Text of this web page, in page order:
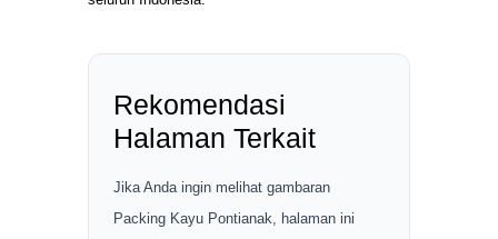
Rekomendasi
Halaman Terkait
Jika Anda ingin melihat gambaran
Packing Kayu Pontianak, halaman ini